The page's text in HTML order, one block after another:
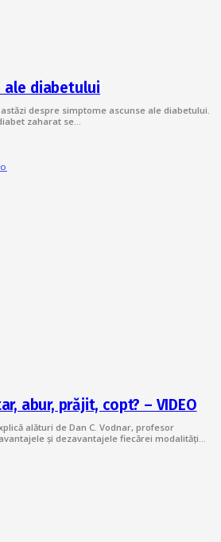
ale diabetului
despre simptome ascunse ale diabetului.
zaharat se…
abur, prăjit, copt? – VIDEO
alături de Dan C. Vodnar, profesor
și dezavantajele fiecărei modalități…